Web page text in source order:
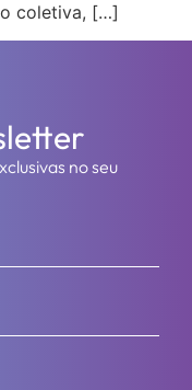
coletiva, […]
no seu